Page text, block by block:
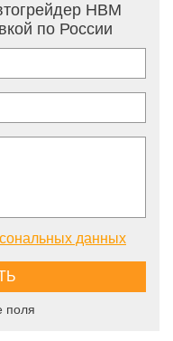
HBM
по России
данных
поля